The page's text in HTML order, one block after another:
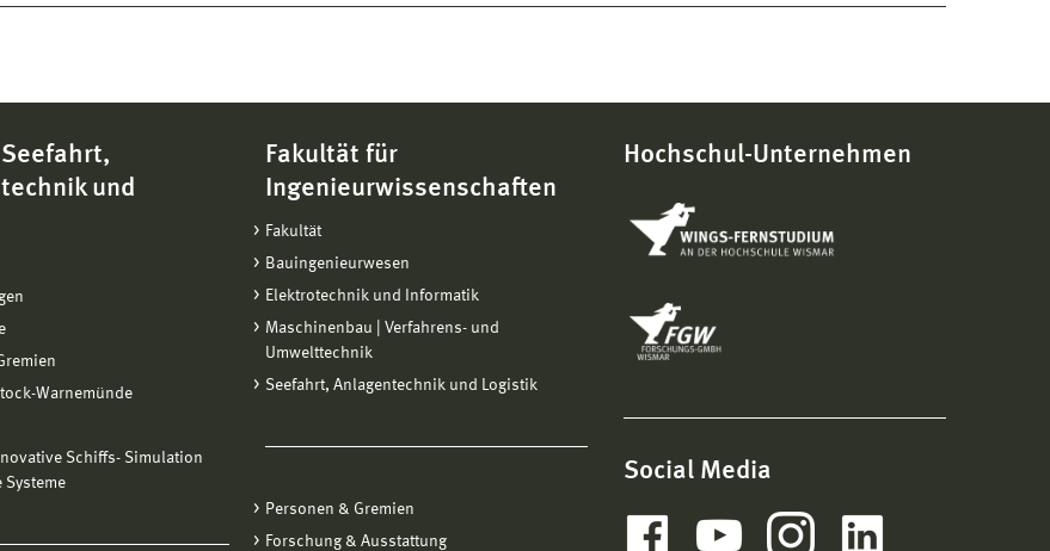
und
Warnemünde
Schiffs- Simulation
Systeme
Fakultät für
Ingenieurwissenschaften
Fakultät
Bauingenieurwesen
Elektrotechnik und Informatik
Maschinenbau | Verfahrens- und
Umwelttechnik
Seefahrt, Anlagentechnik und Logistik
Personen & Gremien
Forschung & Ausstattung
Hochschul-Unternehmen
Social Media